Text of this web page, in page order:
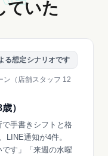
ていた
る想定シナリオです
ン（店舗スタッフ 12
）
手書きシフトと格
LINE通知が4件。
です」「来週の水曜